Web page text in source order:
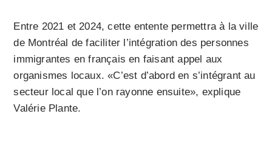
Entre 2021 et 2024, cette entente permettra à la ville
de Montréal de faciliter l’intégration des personnes
immigrantes en français en faisant appel aux
organismes locaux. «C’est d’abord en s’intégrant au
secteur local que l’on rayonne ensuite», explique
Valérie Plante.